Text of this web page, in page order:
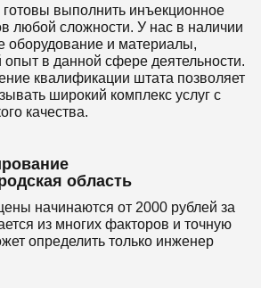
выполнить инъекционное
любой сложности. У нас в наличии
оборудование и материалы,
в данной сфере деятельности.
квалификации штата позволяет
широкий комплекс услуг с
качества.
область
начинаются от 2000 рублей за
из многих факторов и точную
определить только инженер